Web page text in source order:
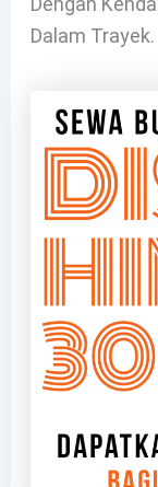
Dalam Trayek.